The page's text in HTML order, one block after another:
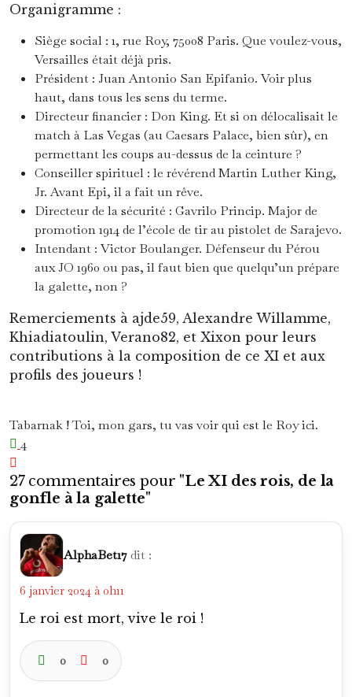
Organigramme :
Siège social : 1, rue Roy, 75008 Paris. Que voulez-vous,
Versailles était déjà pris.
Président : Juan Antonio San Epifanio. Voir plus
haut, dans tous les sens du terme.
Directeur financier : Don King. Et si on délocalisait le
match à Las Vegas (au Caesars Palace, bien sûr), en
permettant les coups au-dessus de la ceinture ?
Conseiller spirituel : le révérend Martin Luther King,
Jr. Avant Epi, il a fait un rêve.
Directeur de la sécurité : Gavrilo Princip. Major de
promotion 1914 de l’école de tir au pistolet de Sarajevo.
Intendant : Victor Boulanger. Défenseur du Pérou
aux JO 1960 ou pas, il faut bien que quelqu’un prépare
la galette, non ?
Remerciements à ajde59, Alexandre Willamme,
Khiadiatoulin, Verano82, et Xixon pour leurs
contributions à la composition de ce XI et aux
profils des joueurs !
Tabarnak ! Toi, mon gars, tu vas voir qui est le Roy ici.
4
27 commentaires pour "Le XI des rois, de la
gonfle à la galette"
AlphaBet17 dit :
6 janvier 2024 à 0h11
Le roi est mort, vive le roi !
0 0